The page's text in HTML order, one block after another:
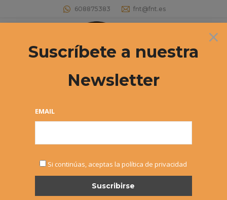
608875383 fnt@fnt.es
Buscar:
CAMPEONATO NAVARRO CADETE
×
Suscríbete a nuestra
Newsletter
EMAIL
Si continúas, aceptas la política de privacidad